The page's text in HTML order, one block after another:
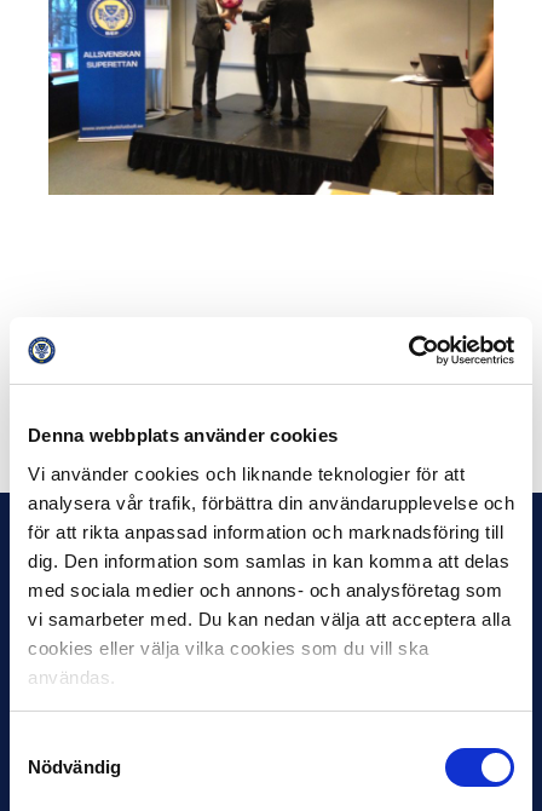
Denna webbplats använder cookies
Vi använder cookies och liknande teknologier för att
analysera vår trafik, förbättra din användarupplevelse och
för att rikta anpassad information och marknadsföring till
dig. Den information som samlas in kan komma att delas
med sociala medier och annons- och analysföretag som
vi samarbeter med. Du kan nedan välja att acceptera alla
cookies eller välja vilka cookies som du vill ska
användas.
Nödvändig